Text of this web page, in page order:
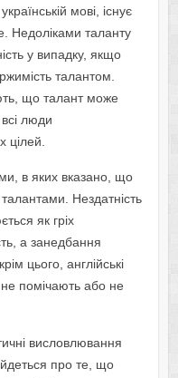
мові, існує
Недоліками таланту
у випадку, якщо
талантом.
що талант може
люди
цілей.
в яких вказано, що
Нездатність
як гріх
а занедбання
цього, англійські
помічають або не
висловлювання
про те, що